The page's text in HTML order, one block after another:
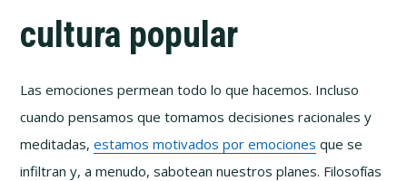
cultura popular
Las emociones permean todo lo que hacemos. Incluso
cuando pensamos que tomamos decisiones racionales y
meditadas,estamos motivados por emociones que se
infiltran y, a menudo, sabotean nuestros planes. Filosofías